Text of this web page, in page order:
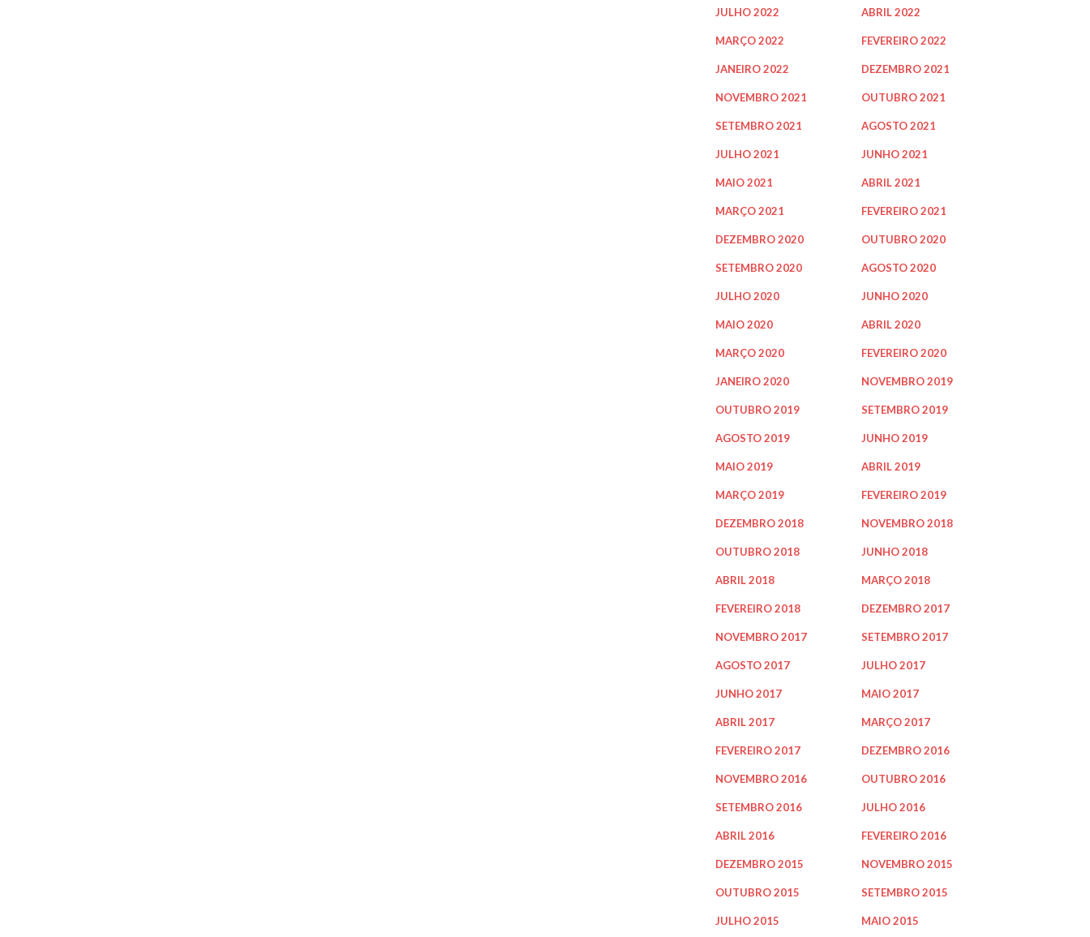
JULHO 2022 ABRIL 2022
MARÇO 2022 FEVEREIRO 2022
JANEIRO 2022 DEZEMBRO 2021
NOVEMBRO 2021 OUTUBRO 2021
SETEMBRO 2021 AGOSTO 2021
JULHO 2021 JUNHO 2021
MAIO 2021 ABRIL 2021
MARÇO 2021 FEVEREIRO 2021
DEZEMBRO 2020 OUTUBRO 2020
SETEMBRO 2020 AGOSTO 2020
JULHO 2020 JUNHO 2020
MAIO 2020 ABRIL 2020
MARÇO 2020 FEVEREIRO 2020
JANEIRO 2020 NOVEMBRO 2019
OUTUBRO 2019 SETEMBRO 2019
AGOSTO 2019 JUNHO 2019
MAIO 2019 ABRIL 2019
MARÇO 2019 FEVEREIRO 2019
DEZEMBRO 2018 NOVEMBRO 2018
OUTUBRO 2018 JUNHO 2018
ABRIL 2018 MARÇO 2018
FEVEREIRO 2018 DEZEMBRO 2017
NOVEMBRO 2017 SETEMBRO 2017
AGOSTO 2017 JULHO 2017
JUNHO 2017 MAIO 2017
ABRIL 2017 MARÇO 2017
FEVEREIRO 2017 DEZEMBRO 2016
NOVEMBRO 2016 OUTUBRO 2016
SETEMBRO 2016 JULHO 2016
ABRIL 2016 FEVEREIRO 2016
DEZEMBRO 2015 NOVEMBRO 2015
OUTUBRO 2015 SETEMBRO 2015
JULHO 2015 MAIO 2015